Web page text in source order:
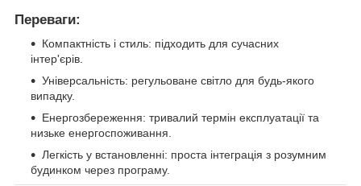
Переваги:
Компактність і стиль: підходить для сучасних
інтер'єрів.
Універсальність: регульоване світло для будь-якого
випадку.
Енергозбереження: тривалий термін експлуатації та
низьке енергоспоживання.
Легкість у встановленні: проста інтеграція з розумним
будинком через програму.